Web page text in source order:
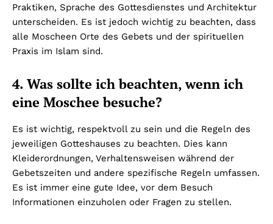
Praktiken, Sprache des Gottesdienstes und Architektur
unterscheiden. Es ist jedoch wichtig zu beachten, dass
alle Moscheen Orte des Gebets und der spirituellen
Praxis im Islam sind.
4. Was sollte ich beachten, wenn ich
eine Moschee besuche?
Es ist wichtig, respektvoll zu sein und die Regeln des
jeweiligen Gotteshauses zu beachten. Dies kann
Kleiderordnungen, Verhaltensweisen während der
Gebetszeiten und andere spezifische Regeln umfassen.
Es ist immer eine gute Idee, vor dem Besuch
Informationen einzuholen oder Fragen zu stellen.